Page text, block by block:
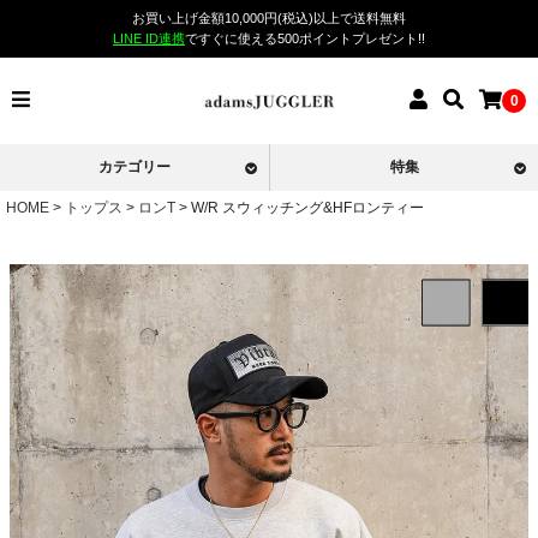
お買い上げ金額10,000円(税込)以上で送料無料
LINE ID連携ですぐに使える500ポイントプレゼント!!
0
カテゴリー 特集
HOME トップス ロンT W/R スウィッチング&HFロンティー